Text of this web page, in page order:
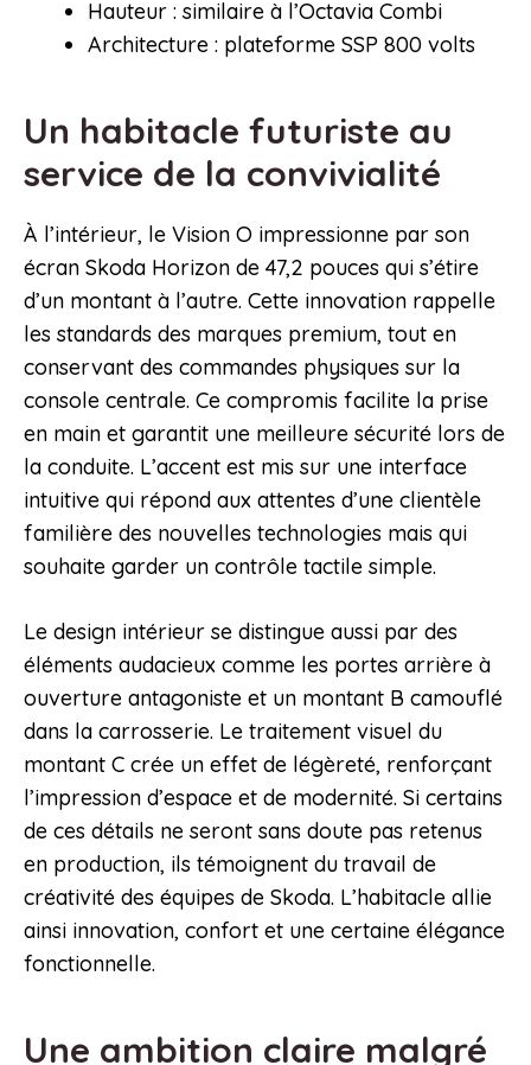
Hauteur : similaire à l’Octavia Combi
Architecture : plateforme SSP 800 volts
Un habitacle futuriste au
service de la convivialité
À l’intérieur, le Vision O impressionne par son
écran Skoda Horizon de 47,2 pouces qui s’étire
d’un montant à l’autre. Cette innovation rappelle
les standards des marques premium, tout en
conservant des commandes physiques sur la
console centrale. Ce compromis facilite la prise
en main et garantit une meilleure sécurité lors de
la conduite. L’accent est mis sur une interface
intuitive qui répond aux attentes d’une clientèle
familière des nouvelles technologies mais qui
souhaite garder un contrôle tactile simple.
Le design intérieur se distingue aussi par des
éléments audacieux comme les portes arrière à
ouverture antagoniste et un montant B camouflé
dans la carrosserie. Le traitement visuel du
montant C crée un effet de légèreté, renforçant
l’impression d’espace et de modernité. Si certains
de ces détails ne seront sans doute pas retenus
en production, ils témoignent du travail de
créativité des équipes de Skoda. L’habitacle allie
ainsi innovation, confort et une certaine élégance
fonctionnelle.
Une ambition claire malgré